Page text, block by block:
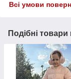
Всі умови
Подібні товари